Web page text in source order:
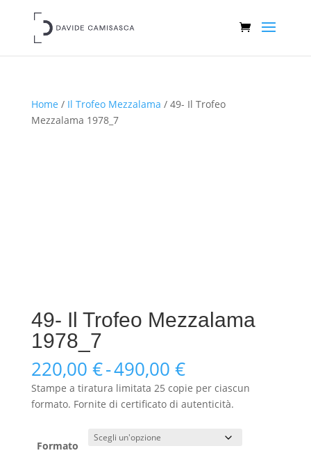
Home / Il Trofeo Mezzalama / 49- Il Trofeo
Mezzalama 1978_7
49- Il Trofeo Mezzalama
1978_7
220,00 €-490,00 €Fascia
di
prezzo:
da
220,00 €
Stampe a tiratura limitata 25 copie per ciascun
formato. Fornite di certificato di autenticità.
Formato